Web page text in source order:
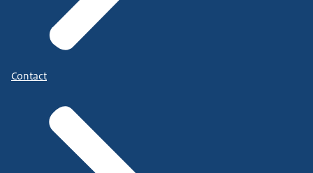
Contact